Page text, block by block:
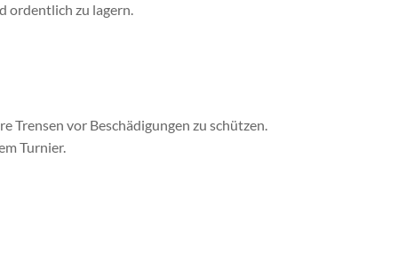
ordentlich zu lagern.
Trensen vor Beschädigungen zu schützen.
Turnier.